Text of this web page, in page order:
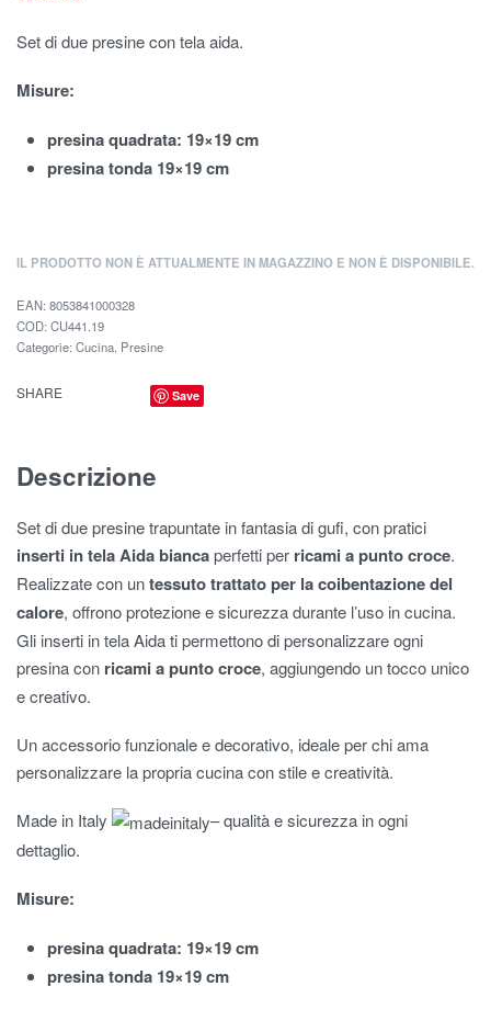
Set di due presine con tela aida.
Misure:
presina quadrata: 19×19 cm
presina tonda 19×19 cm
IL PRODOTTO NON È ATTUALMENTE IN MAGAZZINO E NON È DISPONIBILE.
EAN: 8053841000328
CU441.19
Categorie: Cucina Presine
SHARE Save
Descrizione
Set di due presine trapuntate in fantasia di gufi, con pratici
inserti in tela Aida biancaperfetti per ricami a punto croce.
Realizzate con untessuto trattato per la coibentazione del
calore, offrono protezione e sicurezza durante l’uso in cucina.
Gli inserti in tela Aida ti permettono di personalizzare ogni
presina con ricami a punto croce, aggiungendo un tocco unico
e creativo.
Un accessorio funzionale e decorativo, ideale per chi ama
personalizzare la propria cucina con stile e creatività.
Made in Italy
– qualità e sicurezza in ogni
dettaglio.
Misure:
presina quadrata: 19×19 cm
presina tonda 19×19 cm